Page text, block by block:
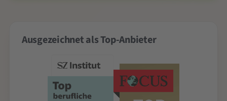
Ausgezeichnet als Top-Anbieter